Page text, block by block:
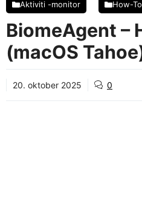
Aktiviti -monitor How-To
BiomeAgent –
(macOS
20. oktober 2025 0